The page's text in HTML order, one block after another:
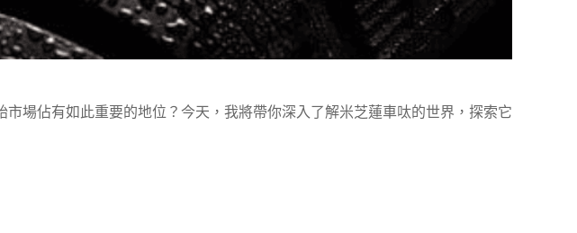
場佔有如此重要的地位？今天，我將帶你深入了解米芝蓮車呔的世界，探索它